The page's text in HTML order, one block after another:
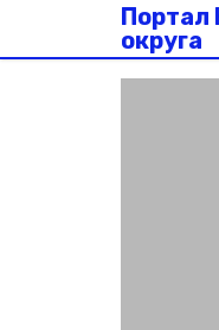
Портал
округа